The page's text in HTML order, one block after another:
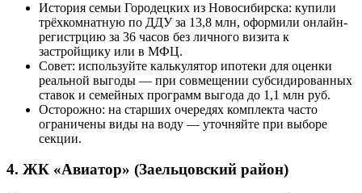
История семьи Городецких из Новосибирска: купили
трёхкомнатную по ДДУ за 13,8 млн, оформили онлайн-
регистрцию за 36 часов без личного визита к
застройщику или в МФЦ.
Совет: используйте калькулятор ипотеки для оценки
реальной выгоды — при совмещении субсидированных
ставок и семейных программ выгода до 1,1 млн руб.
Осторожно: на старших очередях комплекта часто
ограничены виды на воду — уточняйте при выборе
секции.
4. ЖК «Авиатор» (Заельцовский район)